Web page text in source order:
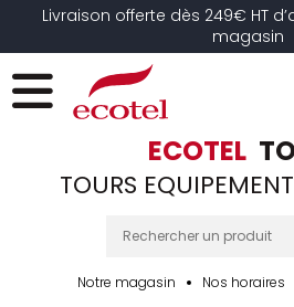
Livraison offerte dès 249€ HT
magasin
ECOTEL
TOURS
Notre magasin Nos horaires
Panneau de gestion des cookies